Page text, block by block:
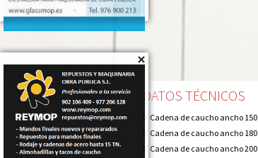
DATOS TÉCNICOS
Cadena de caucho ancho 150
Cadena de caucho ancho 180
Cadena de caucho ancho 200